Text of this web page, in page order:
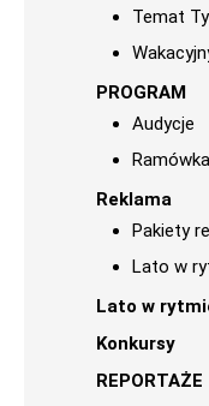
Temat
PROGRAM
Audycje
Ramówka
Reklama
Pakiety
Lato w
Lato w
Konkursy
REPORTAŻE